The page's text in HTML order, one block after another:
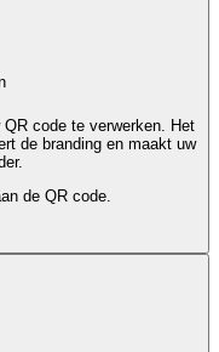
code te verwerken. Het
de branding en maakt uw
de QR code.